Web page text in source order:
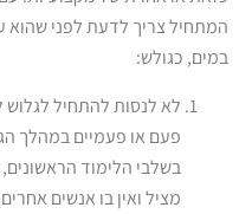
המתחיל צריך לדעת לפני שהוא
במים, כגולש:
לא לנסות להתחיל לגלוש
פעם או פעמיים במהלך
בשלבי הלימוד
מציל ואין בו אנשים